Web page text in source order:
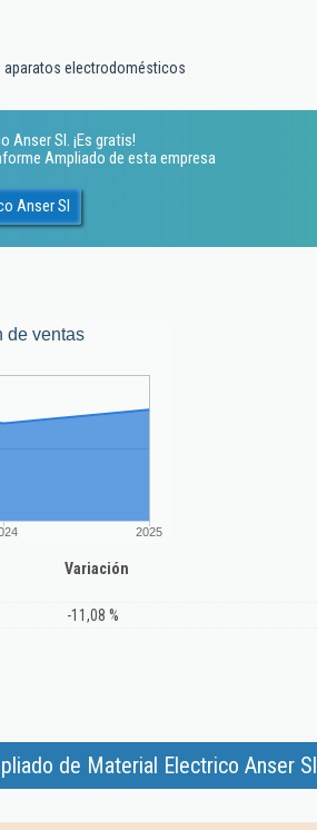
aparatos electrodomésticos
Anser Sl. ¡Es gratis!
Ampliado de esta empresa
Anser Sl
de ventas
2025
Variación
-11,08 %
de Material Electrico Anser Sl